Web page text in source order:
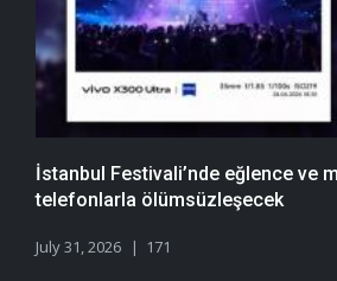
İstanbul Festivali’nde eğlence ve
telefonlarla ölümsüzleşecek
July 31, 2026 171